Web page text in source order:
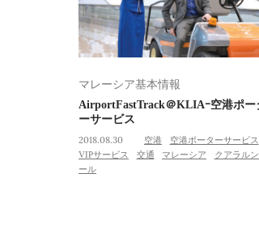
マレーシア基本情報
AirportFastTrack＠KLIAｰ空港ポー
ーサービス
2018.08.30 空港
空港ポーターサービス
VIPサービス
交通 マレーシア
クアラル
ール